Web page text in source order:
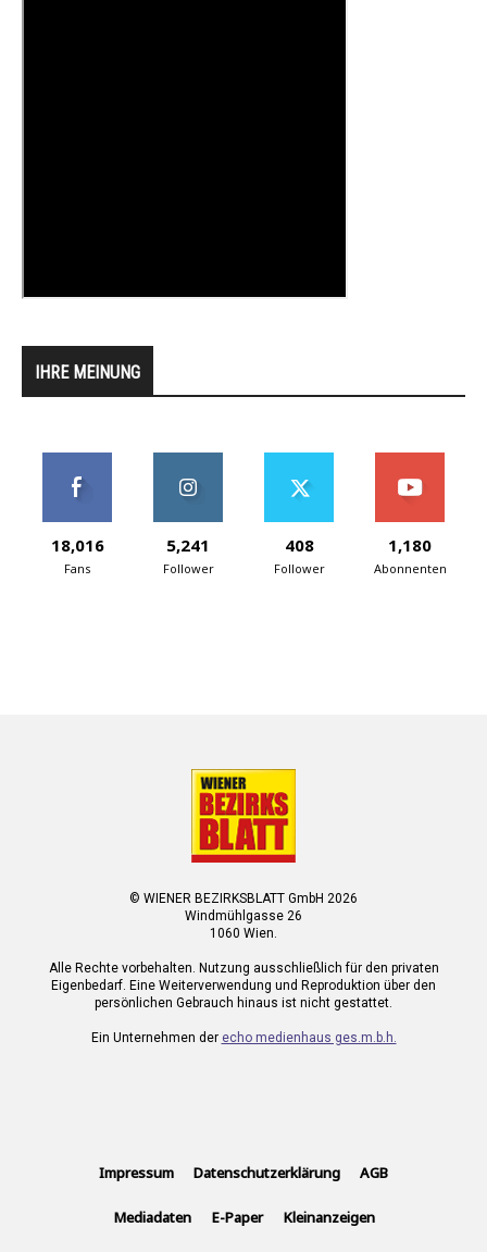
IHRE MEINUNG
18,016
Fans
5,241
Follower
408
Follower
1,180
Abonnenten
© WIENER BEZIRKSBLATT GmbH 2026
Windmühlgasse 26
1060 Wien.
Alle Rechte vorbehalten. Nutzung ausschließlich für den privaten
Eigenbedarf. Eine Weiterverwendung und Reproduktion über den
persönlichen Gebrauch hinaus ist nicht gestattet.
Ein Unternehmen der echo medienhaus ges.m.b.h.
Impressum Datenschutzerklärung AGB
Mediadaten E-Paper Kleinanzeigen